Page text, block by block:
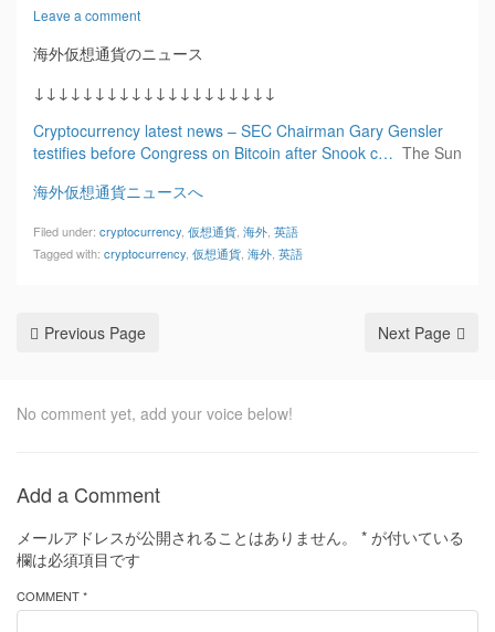
Leave a comment
海外仮想通貨のニュース
↓↓↓↓↓↓↓↓↓↓↓↓↓↓↓↓↓↓↓↓
Cryptocurrency latest news – SEC Chairman Gary Gensler
testifies before Congress on Bitcoin after Snook c… The Sun
海外仮想通貨ニュースへ
Filed under: cryptocurrency 仮想通貨 海外 英語
Tagged with: cryptocurrency 仮想通貨 海外 英語
Previous Page Next Page
No comment yet, add your voice below!
Add a Comment
メールアドレスが公開されることはありません。 * が付いている
欄は必須項目です
COMMENT *